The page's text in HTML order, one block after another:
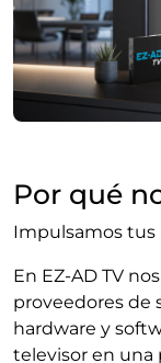
Por qué
Impulsamos tus
En EZ-AD TV
proveedores de
hardware y
televisor en